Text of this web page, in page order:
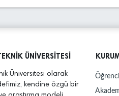
ÜNİVERSİTESİ
Üniversitesi olarak
kendine özgü bir